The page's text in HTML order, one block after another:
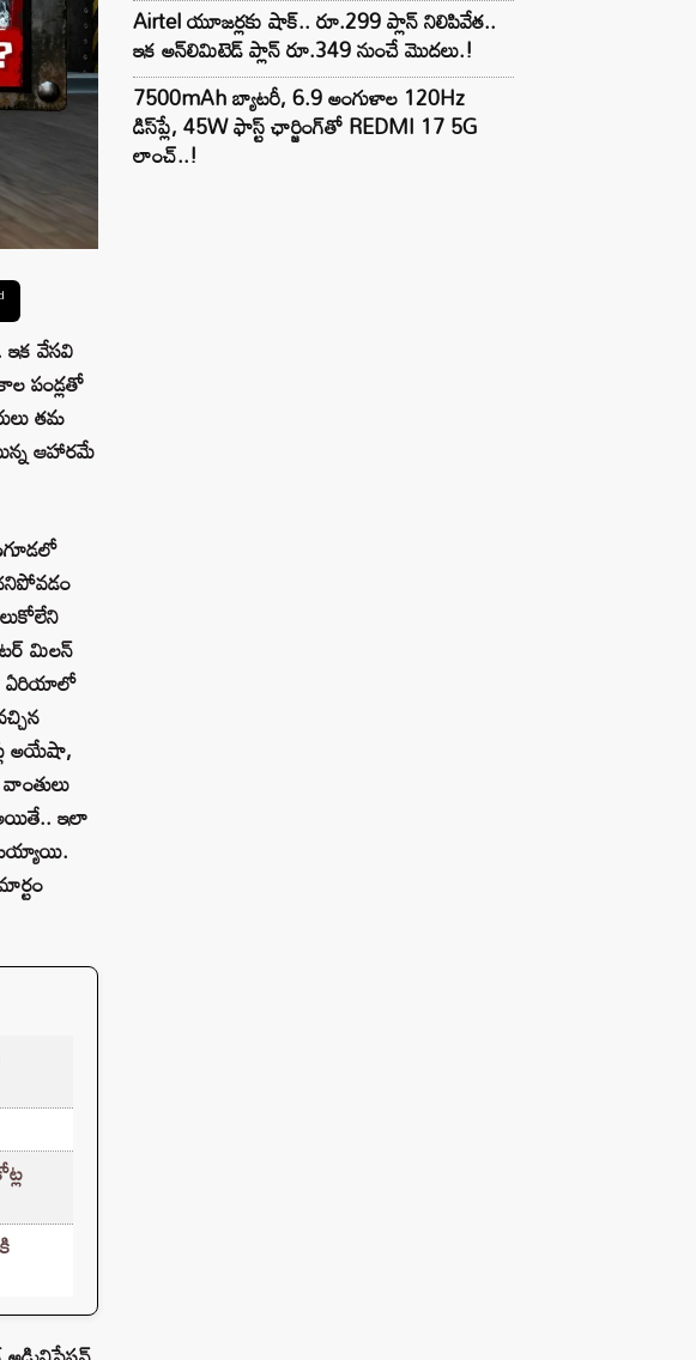
ఇక వేసవి
పండ్లతో
తమ
ఆహారమే
మిలన్
ఏరియాలో
అయేషా,
ఇలా
Airtel యూజర్లకు షాక్.. రూ.299 ప్లాన్ నిలిపివేత..
ఇక అన్‌లిమిటెడ్ ప్లాన్ రూ.349 నుంచే మొదలు.!
7500mAh బ్యాటరీ, 6.9 అంగుళాల 120Hz
డిస్‌ప్లే, 45W ఫాస్ట్ ఛార్జింగ్‌తో REDMI 17 5G
లాంచ్..!